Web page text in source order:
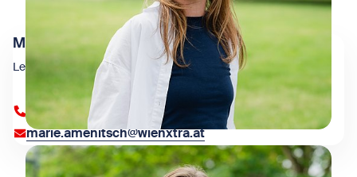
Marie Amenitsch
Leitung Kommunikation
+43 1 909 4000 84371
marie.amenitsch@wienxtra.at